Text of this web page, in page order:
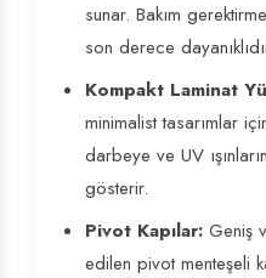
sunar. Bakım
son derece
Kompakt Laminat
minimalist tasarımlar
darbeye ve UV
gösterir.
Pivot Kapılar: Geniş
edilen pivot menteşeli